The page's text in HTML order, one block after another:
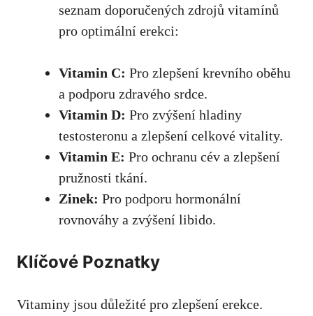
seznam doporučených zdrojů vitamínů
pro optimální erekci:
Vitamin C: Pro zlepšení krevního oběhu
a podporu zdravého srdce.
Vitamin D: Pro zvýšení hladiny
testosteronu a zlepšení celkové vitality.
Vitamin E: Pro ochranu cév a zlepšení
pružnosti tkání.
Zinek: Pro podporu hormonální
rovnováhy a zvýšení libido.
Klíčové Poznatky
Vitaminy jsou důležité pro zlepšení erekce.